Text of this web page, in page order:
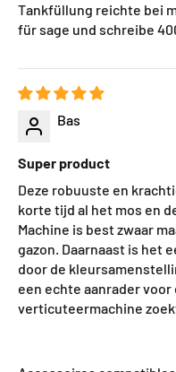
Tankfüllung reichte bei
für sage und schreibe
Bas
Super product
Deze robuuste en
korte tijd al het mos en
Machine is best zwaar
gazon. Daarnaast is het
door de
een echte aanrader
verticuteermachine